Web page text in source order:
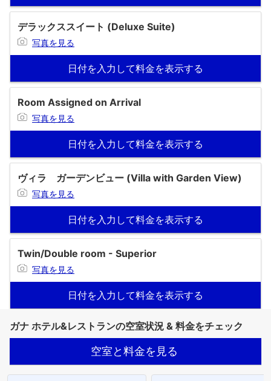
デラックススイート (Deluxe Suite)
写真を見る
日付を入力して料金を表示する
Room Assigned on Arrival
写真を見る
日付を入力して料金を表示する
ヴィラ ガーデンビュー (Villa with Garden View)
写真を見る
日付を入力して料金を表示する
Twin/Double room - Superior
写真を見る
日付を入力して料金を表示する
ガナ ホテル&レストランの空室状況 & 料金をチェック
空室と料金を見る